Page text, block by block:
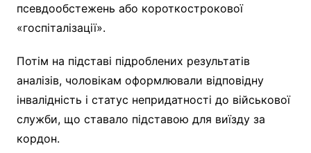
псевдообстежень або короткострокової
«госпіталізації».
Потім на підставі підроблених результатів
аналізів, чоловікам оформлювали відповідну
інвалідність і статус непридатності до військової
служби, що ставало підставою для виїзду за
кордон.